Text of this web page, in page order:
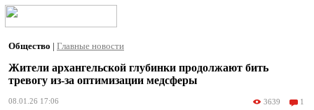
Общество | Главные новости
Жители архангельской глубинки продолжают бить
тревогу из-за оптимизации медсферы
08.01.26 17:06 3639 1